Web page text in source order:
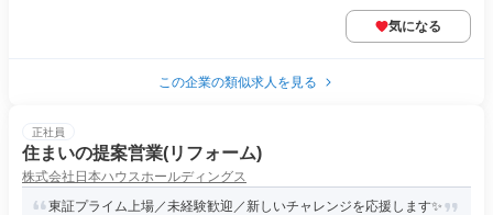
気になる
この企業の類似求人を見る
正社員
住まいの提案営業(リフォーム)
株式会社日本ハウスホールディングス
東証プライム上場／未経験歓迎／新しいチャレンジを応援します✨